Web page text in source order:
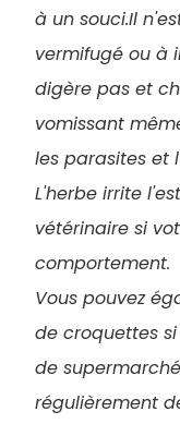
à un souci.Il
vermifugé ou à
digère pas et
vomissant
les parasites et
L'herbe irrite
vétérinaire si
comportement.
Vous pouvez
de croquettes
de
régulièrement